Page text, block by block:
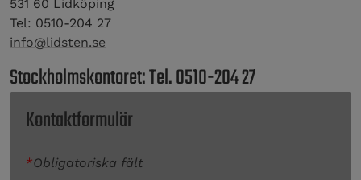
531 60 Lidköping
Tel: 0510-204 27
info@lidsten.se
Stockholmskontoret: Tel. 0510-204 27
Kontaktformulär
*Obligatoriska fält